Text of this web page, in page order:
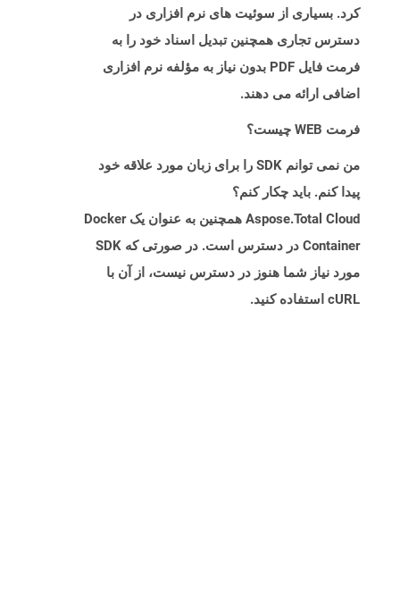
کرد. بسیاری از سوئیت های نرم افزاری در
دسترس تجاری همچنین تبدیل اسناد خود را به
فرمت فایل PDF بدون نیاز به مؤلفه نرم افزاری
اضافی ارائه می دهند.
فرمت WEB چیست؟
من نمی توانم SDK را برای زبان مورد علاقه خود
پیدا کنم. باید چکار کنم؟
Aspose.Total Cloud همچنین به عنوان یک Docker
Container در دسترس است. در صورتی که SDK
مورد نیاز شما هنوز در دسترس نیست، از آن با
cURL استفاده کنید.